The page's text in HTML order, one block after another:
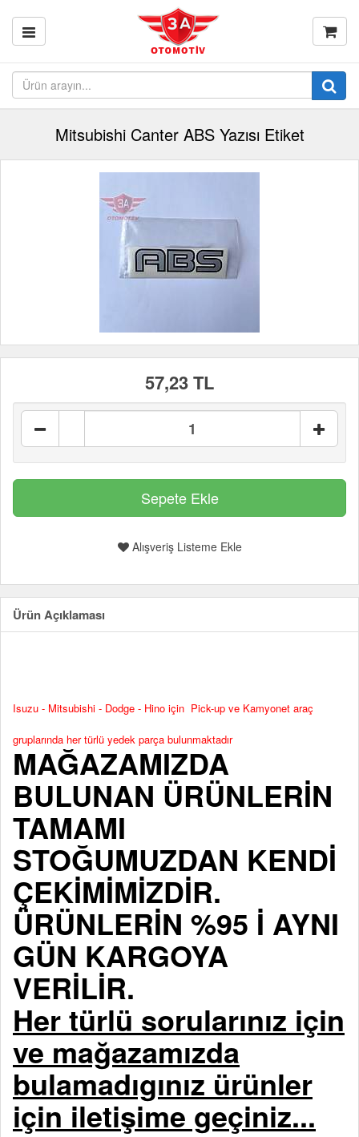
Mitsubishi Canter ABS Yazısı Etiket
57,23 TL
Alışveriş Listeme Ekle
Ürün Açıklaması
Isuzu - Mitsubishi - Dodge - Hino için Pick-up ve Kamyonet araç
gruplarında her türlü yedek parça bulunmaktadır
MAĞAZAMIZDA
BULUNAN ÜRÜNLERİN
TAMAMI
STOĞUMUZDAN KENDİ
ÇEKİMİMİZDİR.
ÜRÜNLERİN %95 İ AYNI
GÜN KARGOYA
VERİLİR.
Her türlü sorularınız için
ve mağazamızda
bulamadıgınız ürünler
için iletişime geçiniz...